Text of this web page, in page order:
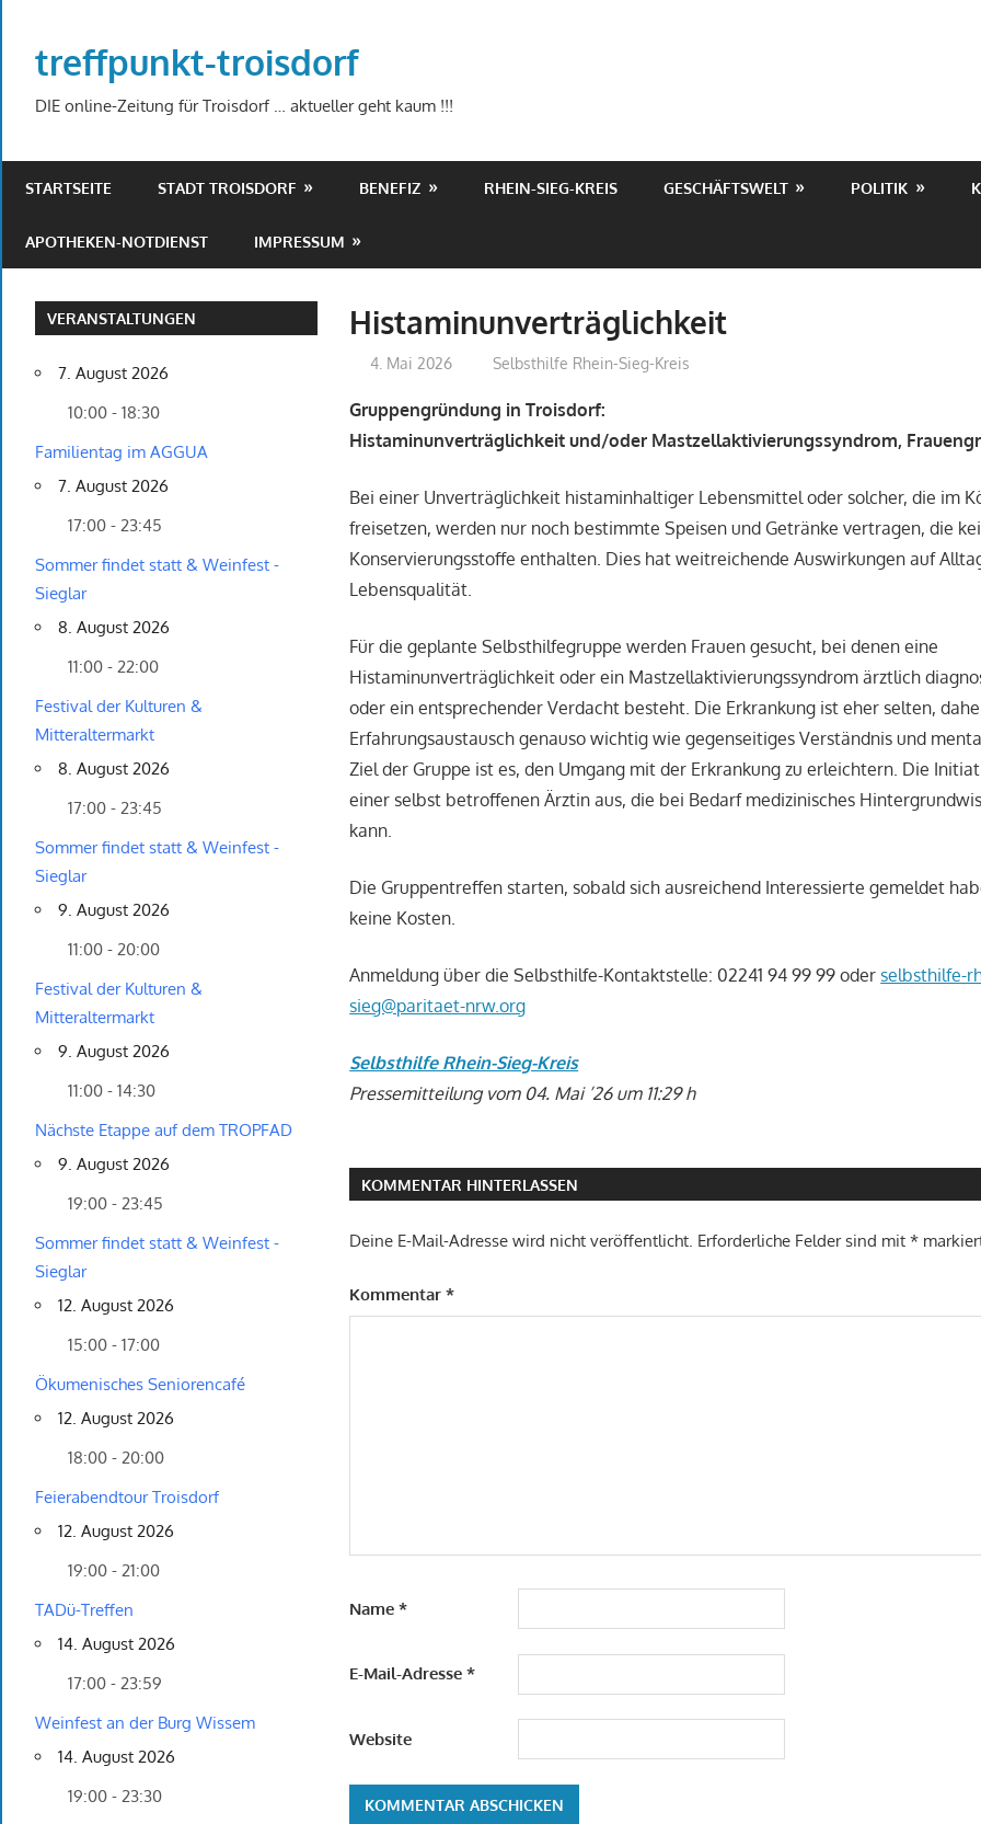
springen
treffpunkt-troisdorf
DIE online-Zeitung für Troisdorf … aktueller geht kaum !!!
STARTSEITE STADT TROISDORF BENEFIZ RHEIN-SIEG-KREIS GESCHÄFTSWELT POLITIK
APOTHEKEN-NOTDIENST IMPRESSUM
Histaminunverträglichkeit
4. Mai 2026 treffpunkt
Selbsthilfe Rhein-Sieg-Kreis
Gruppengründung in Troisdorf:
Histaminunverträglichkeit und/oder Mastzellaktivierungssyndrom,
Bei einer Unverträglichkeit histaminhaltiger Lebensmittel oder solcher, die im
freisetzen, werden nur noch bestimmte Speisen und Getränke vertragen, die
Konservierungsstoffe enthalten. Dies hat weitreichende Auswirkungen auf
Lebensqualität.
Für die geplante Selbsthilfegruppe werden Frauen gesucht, bei denen eine
Histaminunverträglichkeit oder ein Mastzellaktivierungssyndrom ärztlich
oder ein entsprechender Verdacht besteht. Die Erkrankung ist eher selten,
Erfahrungsaustausch genauso wichtig wie gegenseitiges Verständnis und
Ziel der Gruppe ist es, den Umgang mit der Erkrankung zu erleichtern. Die
einer selbst betroffenen Ärztin aus, die bei Bedarf medizinisches
kann.
Die Gruppentreffen starten, sobald sich ausreichend Interessierte gemeldet
keine Kosten.
Anmeldung über die Selbsthilfe-Kontaktstelle: 02241 94 99 99 oderselbsthilfe-
sieg@paritaet-nrw.org
Selbsthilfe Rhein-Sieg-Kreis
Pressemitteilung vom 04. Mai ’26 um 11:29 h
KOMMENTAR HINTERLASSEN
Deine E-Mail-Adresse wird nicht veröffentlicht. Erforderliche Felder sind mit*
Kommentar*
Name*
E-Mail-Adresse*
Website
VERANSTALTUNGEN
7. August 2026
10:00 - 18:30
Familientag im AGGUA
7. August 2026
17:00 - 23:45
Sommer findet statt & Weinfest -
Sieglar
8. August 2026
11:00 - 22:00
Festival der Kulturen &
Mitteraltermarkt
8. August 2026
17:00 - 23:45
Sommer findet statt & Weinfest -
Sieglar
9. August 2026
11:00 - 20:00
Festival der Kulturen &
Mitteraltermarkt
9. August 2026
11:00 - 14:30
Nächste Etappe auf dem TROPFAD
9. August 2026
19:00 - 23:45
Sommer findet statt & Weinfest -
Sieglar
12. August 2026
15:00 - 17:00
Ökumenisches Seniorencafé
12. August 2026
18:00 - 20:00
Feierabendtour Troisdorf
12. August 2026
19:00 - 21:00
TADü-Treffen
14. August 2026
17:00 - 23:59
Weinfest an der Burg Wissem
14. August 2026
19:00 - 23:30